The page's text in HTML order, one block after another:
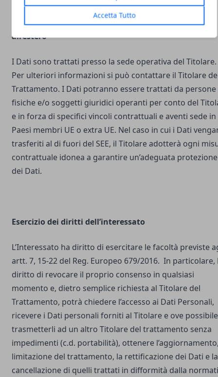
Accetta Tutto
Luogo del Trattamento e trasferimento dei Dati
all’estero
I Dati sono trattati presso la sede operativa del Titolare.
Per ulteriori informazioni si può contattare il Titolare
Trattamento. I Dati potranno essere trattati da persone
fisiche e/o soggetti giuridici operanti per conto del
e in forza di specifici vincoli contrattuali e aventi sede in
Paesi membri UE o extra UE. Nel caso in cui i Dati
trasferiti al di fuori del SEE, il Titolare adotterà ogni
contrattuale idonea a garantire un’adeguata protezione
dei Dati.
Esercizio dei diritti dell’interessato
L’Interessato ha diritto di esercitare le facoltà previste
artt. 7, 15-22 del Reg. Europeo 679/2016. In particolare,
diritto di revocare il proprio consenso in qualsiasi
momento e, dietro semplice richiesta al Titolare del
Trattamento, potrà chiedere l’accesso ai Dati Personali,
ricevere i Dati personali forniti al Titolare e ove possibile
trasmetterli ad un altro Titolare del trattamento senza
impedimenti (c.d. portabilità), ottenere
limitazione del trattamento, la rettificazione dei Dati e la
cancellazione di quelli trattati in difformità dalla